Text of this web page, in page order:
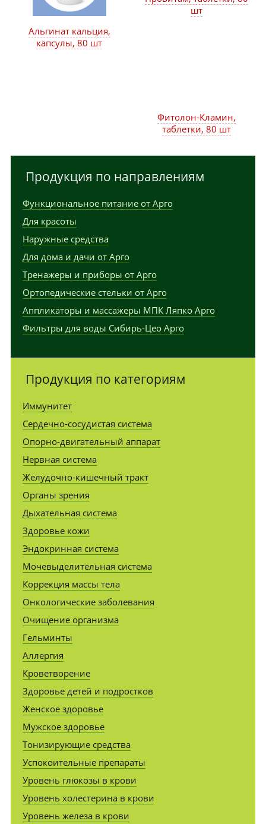
Альгинат кальция,
капсулы, 80 шт
шт
Фитолон-Кламин,
таблетки, 80 шт
Продукция по направлениям
Функциональное питание от Арго
Для красоты
Наружные средства
Для дома и дачи от Арго
Тренажеры и приборы от Арго
Ортопедические стельки от Арго
Аппликаторы и массажеры МПК Ляпко Арго
Фильтры для воды Сибирь-Цео Арго
Продукция по категориям
Иммунитет
Сердечно-сосудистая система
Опорно-двигательный аппарат
Нервная система
Желудочно-кишечный тракт
Органы зрения
Дыхательная система
Здоровье кожи
Эндокринная система
Мочевыделительная система
Коррекция массы тела
Онкологические заболевания
Очищение организма
Гельминты
Аллергия
Кроветворение
Здоровье детей и подростков
Женское здоровье
Мужское здоровье
Тонизирующие средства
Успокоительные препараты
Уровень глюкозы в крови
Уровень холестерина в крови
Уровень железа в крови